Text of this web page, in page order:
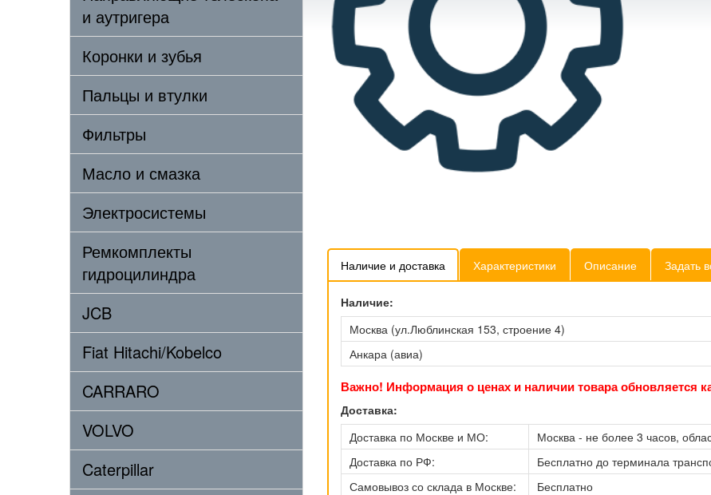
и аутригера
Коронки и зубья
Пальцы и втулки
Фильтры
Масло и смазка
Электросистемы
Ремкомплекты
гидроцилиндра
JCB
Fiat Hitachi/Kobelco
CARRARO
VOLVO
Caterpillar
Наличие и доставка Характеристики Описание Задать
Наличие:
Москва (ул.Люблинская 153, строение 4)
Анкара (авиа)
Важно! Информация о ценах и наличии товара обновляется
Доставка:
Доставка по Москве и МО:
Москва - не более 3 часов,
Доставка по РФ:
Бесплатно до терминала
Самовывоз со склада в Москве:
Бесплатно